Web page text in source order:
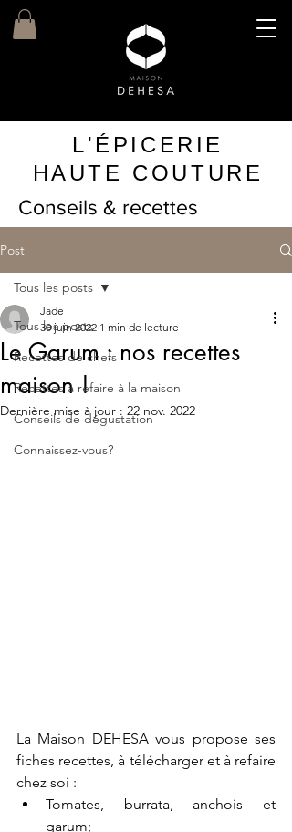
L'ÉPICERIE
HAUTE COUTURE
Conseils & recettes
Post
Tous les posts
Recettes de chefs
Recettes à refaire à la maison
Conseils de dégustation
Connaissez-vous?
Tous les posts
Le Garum : nos recettes
maison !
Jade
30 juin 2022 1 min de lecture
Dernière mise à jour : 22 nov. 2022
La Maison DEHESA vous propose ses
fiches recettes, à télécharger et à refaire
chez soi :
Tomates, burrata, anchois et
garum;